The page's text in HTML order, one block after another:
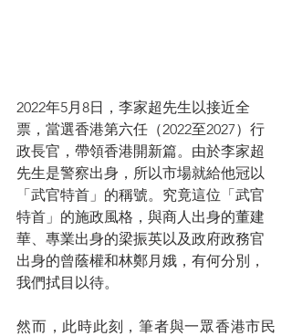
2022年5月8日，李家超先生以接近全
票，當選香港第六任（2022至2027）行
政長官，帶領香港開新篇。由於李家超
先生是警察出身，所以市場就給他冠以
「武官特首」的稱號。究竟這位「武官
特首」的施政風格，與商人出身的董建
華、專業出身的梁振英以及政府政務官
出身的曾蔭權和林鄭月娥，有何分別，
我們拭目以待。
然而，此時此刻，筆者與一眾香港市民